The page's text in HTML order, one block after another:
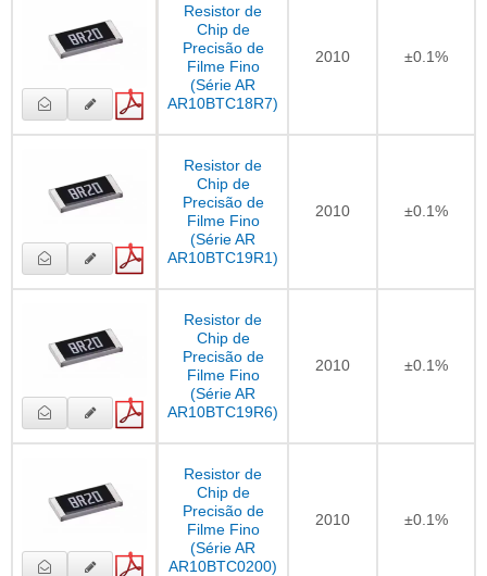
Resistor de
Chip de
Precisão de
Filme Fino
(Série AR
AR10BTC18R7)
2010 ±0.1%
Resistor de
Chip de
Precisão de
Filme Fino
(Série AR
AR10BTC19R1)
2010 ±0.1%
Resistor de
Chip de
Precisão de
Filme Fino
(Série AR
AR10BTC19R6)
2010 ±0.1%
Resistor de
Chip de
Precisão de
Filme Fino
(Série AR
AR10BTC0200)
2010 ±0.1%